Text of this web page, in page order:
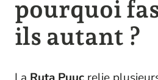
pourquoi
ils autant ?